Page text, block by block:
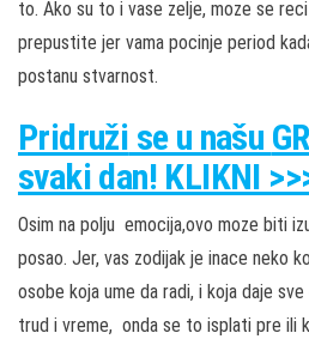
to. Ako su to i vase zelje, moze se
prepustite jer vama pocinje period
postanu stvarnost.
Pridruži se u našu
svaki dan! KLIKNI
Osim na polju emocija,ovo moze biti
posao. Jer, vas zodijak je inace neko
osobe koja ume da radi, i koja daje
trud i vreme, onda se to isplati pre ili